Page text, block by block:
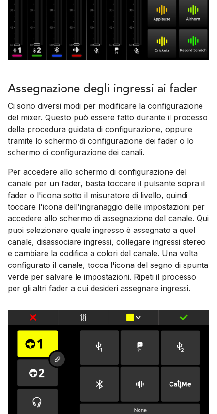
Assegnazione degli ingressi ai fader
Ci sono diversi modi per modificare la configurazione
del mixer. Questo può essere fatto durante il processo
della procedura guidata di configurazione, oppure
tramite lo schermo di configurazione dei fader o lo
schermo di configurazione dei canali.
Per accedere allo schermo di configurazione del
canale per un fader, basta toccare il pulsante sopra il
fader o l'icona sotto il misuratore di livello, quindi
toccare l'icona dell'ingranaggio delle impostazioni per
accedere allo schermo di assegnazione del canale. Qui
puoi selezionare quale ingresso è assegnato a quel
canale, disassociare ingressi, collegare ingressi stereo
e cambiare la codifica a colori del canale. Una volta
configurato il canale, tocca l'icona del segno di spunta
verde per salvare le impostazioni. Ripeti il processo
per gli altri fader a cui desideri assegnare ingressi.